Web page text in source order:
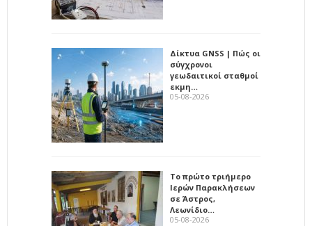
Δίκτυα GNSS | Πώς οι
σύγχρονοι
γεωδαιτικοί σταθμοί
εκμη…
05-08-2026
Το πρώτο τριήμερο
Ιερών Παρακλήσεων
σε Άστρος,
Λεωνίδιο…
05-08-2026